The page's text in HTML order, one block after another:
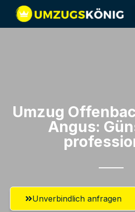
Umzug
Angus:
Unverbindlich anfragen